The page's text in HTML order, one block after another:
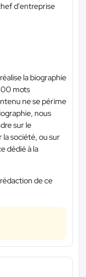
d'entreprise
la biographie
mots
ne se périme
nous
sur le
société, ou sur
dédié à la
de ce